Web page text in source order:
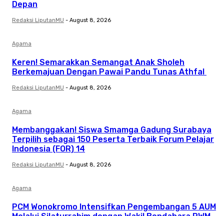
Depan
Redaksi LiputanMU - August 8, 2026
Agama
Keren! Semarakkan Semangat Anak Sholeh
Berkemajuan Dengan Pawai Pandu Tunas Athfal
Redaksi LiputanMU - August 8, 2026
Agama
Membanggakan! Siswa Smamga Gadung Surabaya
Terpilih sebagai 150 Peserta Terbaik Forum Pelajar
Indonesia (FOR) 14
Redaksi LiputanMU - August 8, 2026
Agama
PCM Wonokromo Intensifkan Pengembangan 5 AUM